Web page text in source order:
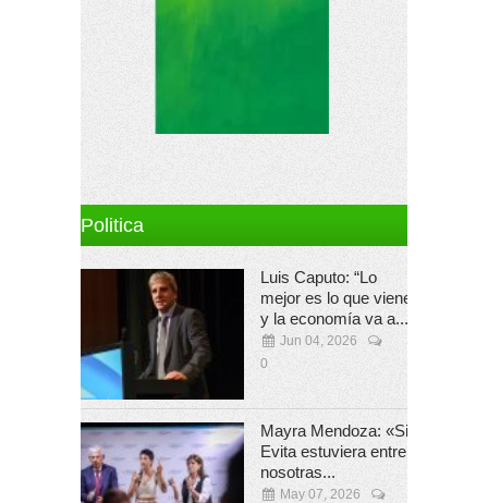
Politica
Luis Caputo: “Lo
mejor es lo que viene
y la economía va a...
Jun 04, 2026
0
Mayra Mendoza: «Si
Evita estuviera entre
nosotras...
May 07, 2026